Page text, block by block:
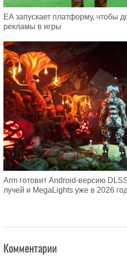
EA запускает платформу, чтобы
рекламы в игры
Arm готовит Android-версию
лучей и MegaLights уже в 2026
Комментарии